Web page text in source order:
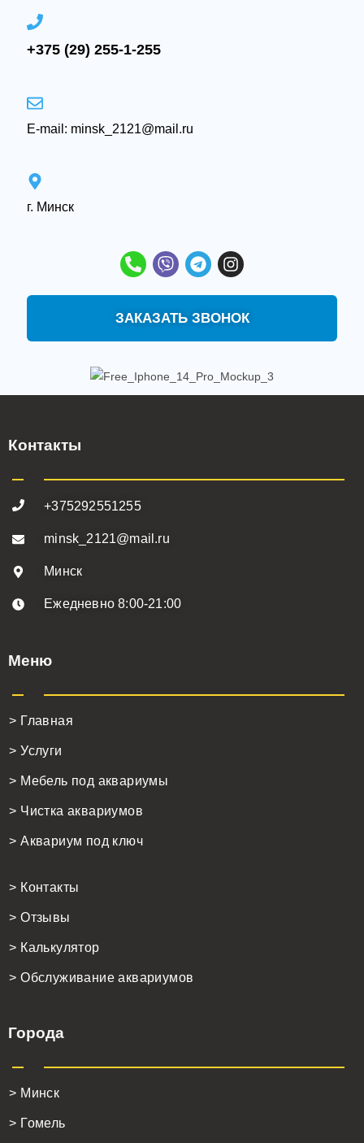
+375 (29) 255-1-255
E-mail: minsk_2121@mail.ru
‌г. Минск
ЗАКАЗАТЬ ЗВОНОК
Контакты
+375292551255
minsk_2121@mail.ru
Минск
Ежедневно 8:00-21:00
Меню
> Главная
> Услуги
> Мебель под аквариумы
> Чистка аквариумов
> Аквариум под ключ
> Контакты
> Отзывы
> Калькулятор
> Обслуживание аквариумов
Города
> Минск
> Гомель